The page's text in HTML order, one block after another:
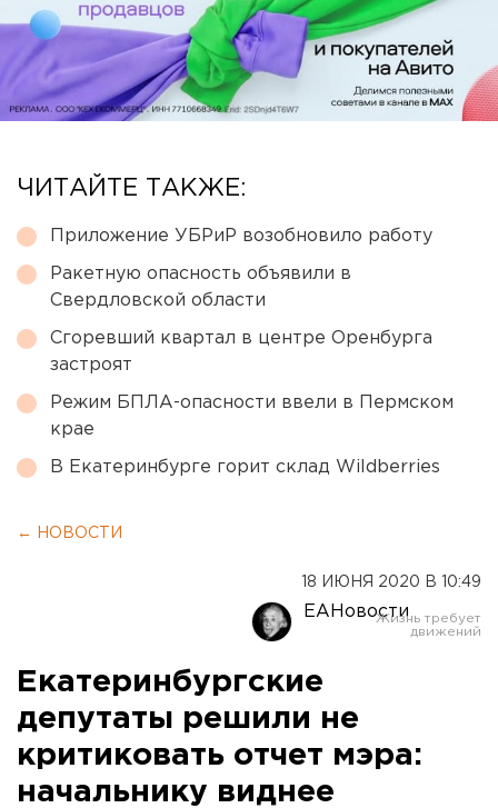
ЧИТАЙТЕ ТАКЖЕ:
Приложение УБРиР возобновило работу
Ракетную опасность объявили в
Свердловской области
Сгоревший квартал в центре Оренбурга
застроят
Режим БПЛА-опасности ввели в Пермском
крае
В Екатеринбурге горит склад Wildberries
← НОВОСТИ
18 ИЮНЯ 2020 В 10:49
ЕАНовости
Екатеринбургские
депутаты решили не
критиковать отчет мэра:
начальнику виднее